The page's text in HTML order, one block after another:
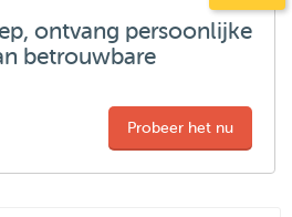
ontvang persoonlijke
betrouwbare
Probeer het nu